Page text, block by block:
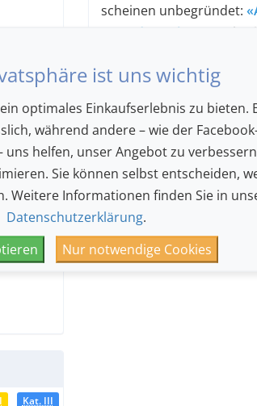
scheinen unbegründet:
Auge des Orkans»
,
Kat. III
ist uns wichtig
optimales Einkaufserlebnis zu bieten.
während andere – wie der
uns helfen, unser Angebot zu
Sie können selbst entscheiden,
Weitere Informationen finden Sie in
Datenschutzerklärung.
Nur notwendige Cookies